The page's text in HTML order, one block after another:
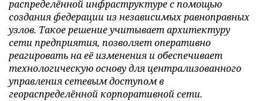
распределённой инфраструктуре с помощью
создания федерации из независимых равноправных
узлов. Такое решение учитывает архитектуру
сети предприятия, позволяет оперативно
реагировать на её изменения и обеспечивает
технологическую основу для централизованного
управления сетевым доступом в
геораспределённой корпоративной сети.